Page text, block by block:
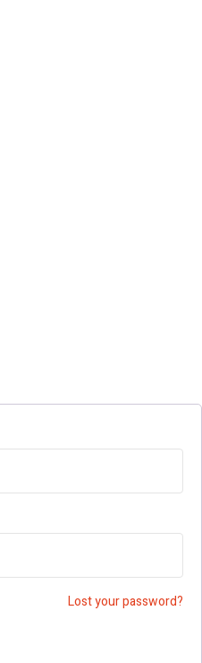
Lost your password?